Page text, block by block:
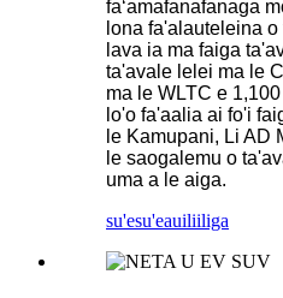
faʻamafanafanaga
lona fa'alauteleina
lava ia ma faiga
ta'avale lelei ma le
ma le WLTC e
lo'o fa'aalia ai fo'i
le Kamupani, Li AD
le saogalemu o
uma a le aiga.
su'esu'eauiliiliga